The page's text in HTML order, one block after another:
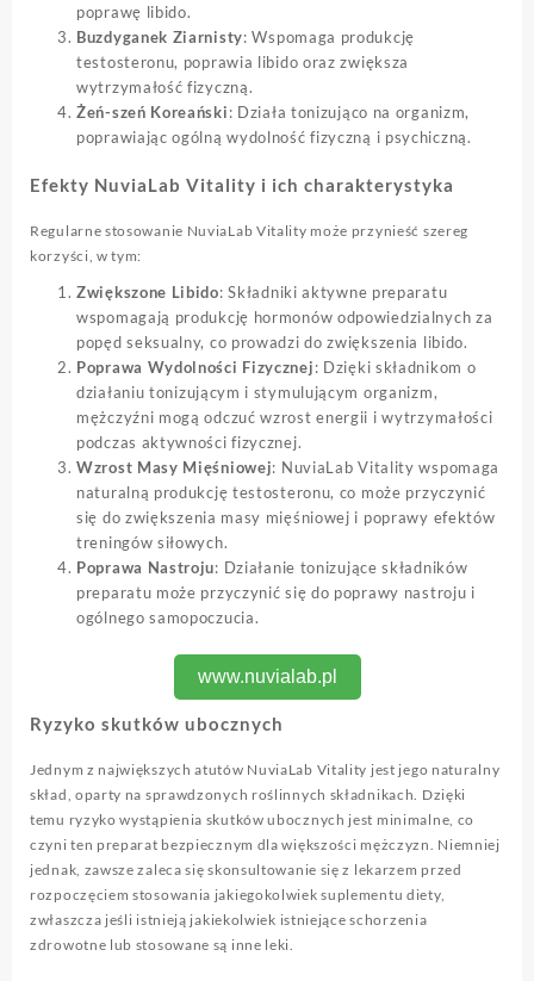
poprawę libido.
Buzdyganek Ziarnisty: Wspomaga produkcję
testosteronu, poprawia libido oraz zwiększa
wytrzymałość fizyczną.
Żeń-szeń Koreański: Działa tonizująco na organizm,
poprawiając ogólną wydolność fizyczną i psychiczną.
Efekty NuviaLab Vitality i ich charakterystyka
Regularne stosowanie NuviaLab Vitality może przynieść szereg
korzyści, w tym:
Zwiększone Libido: Składniki aktywne preparatu
wspomagają produkcję hormonów odpowiedzialnych za
popęd seksualny, co prowadzi do zwiększenia libido.
Poprawa Wydolności Fizycznej: Dzięki składnikom o
działaniu tonizującym i stymulującym organizm,
mężczyźni mogą odczuć wzrost energii i wytrzymałości
podczas aktywności fizycznej.
Wzrost Masy Mięśniowej: NuviaLab Vitality wspomaga
naturalną produkcję testosteronu, co może przyczynić
się do zwiększenia masy mięśniowej i poprawy efektów
treningów siłowych.
Poprawa Nastroju: Działanie tonizujące składników
preparatu może przyczynić się do poprawy nastroju i
ogólnego samopoczucia.
www.nuvialab.pl
Ryzyko skutków ubocznych
Jednym z największych atutów NuviaLab Vitality jest jego naturalny
skład, oparty na sprawdzonych roślinnych składnikach. Dzięki
temu ryzyko wystąpienia skutków ubocznych jest minimalne, co
czyni ten preparat bezpiecznym dla większości mężczyzn. Niemniej
jednak, zawsze zaleca się skonsultowanie się z lekarzem przed
rozpoczęciem stosowania jakiegokolwiek suplementu diety,
zwłaszcza jeśli istnieją jakiekolwiek istniejące schorzenia
zdrowotne lub stosowane są inne leki.